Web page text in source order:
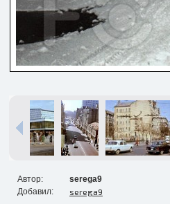
Печать в
Автор:
serega9
Добавил:
serega9